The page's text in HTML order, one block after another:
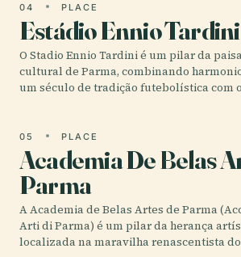
04 PLACE
Estádio Ennio Tardini
O Stadio Ennio Tardini é um pilar da
cultural de Parma, combinando
um século de tradição futebolística com
05 PLACE
Academia De Belas
Parma
A Academia de Belas Artes de Parma
Arti di Parma) é um pilar da herança
localizada na maravilha renascentista